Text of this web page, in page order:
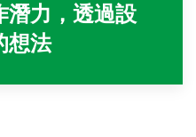
潛力，透過設
想法